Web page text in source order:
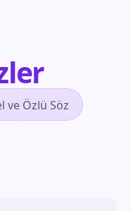
ve Özlü Söz